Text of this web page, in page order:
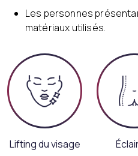
Les personnes
matériaux utilisés.
Lifting du visage